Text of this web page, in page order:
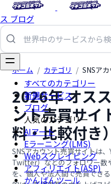
ス ブログ
すべてのカテゴリー
新規サービス
ブログ
人気のカテゴリー
AIアート
Eラーニング(LMS)
Webスクレイピング
アフィリエイト(ASP)
かんばんツール
ホーム / カテゴリ / SNSア
2026年 オス
ント売買サイ
料・比較付き）
SNSアカウント売買サイトは
Twitter）などのフォロワー数
を、個人や法人間で売買でき